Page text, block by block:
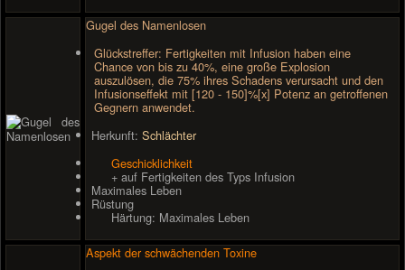
Gugel des Namenlosen
Glückstreffer: Fertigkeiten mit Infusion haben eine
Chance von bis zu 40%, eine große Explosion
auszulösen, die 75% ihres Schadens verursacht und den
Infusionseffekt mit [120 - 150]%[x] Potenz an getroffenen
Gegnern anwendet.
Herkunft: Schlächter
Geschicklichkeit
+ auf Fertigkeiten des Typs Infusion
Maximales Leben
Rüstung
Härtung: Maximales Leben
Aspekt der schwächenden Toxine